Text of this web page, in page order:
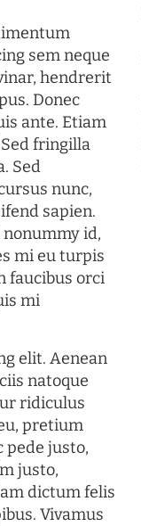
sem neque
hendrerit
Donec
ante. Etiam
fringilla
Sed
nunc,
sapien.
id,
mi eu turpis
faucibus orci
mi
elit. Aenean
natoque
ridiculus
pretium
pede justo,
justo,
dictum felis
Vivamus